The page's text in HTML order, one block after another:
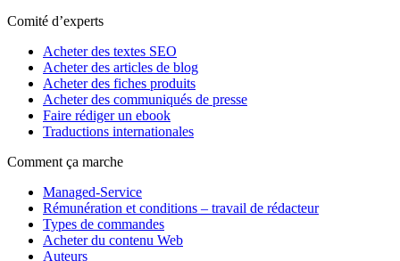
Comité d’experts
Acheter des textes SEO
Acheter des articles de blog
Acheter des fiches produits
Acheter des communiqués de presse
Faire rédiger un ebook
Traductions internationales
Comment ça marche
Managed-Service
Rémunération et conditions – travail de rédacteur
Types de commandes
Acheter du contenu Web
Auteurs